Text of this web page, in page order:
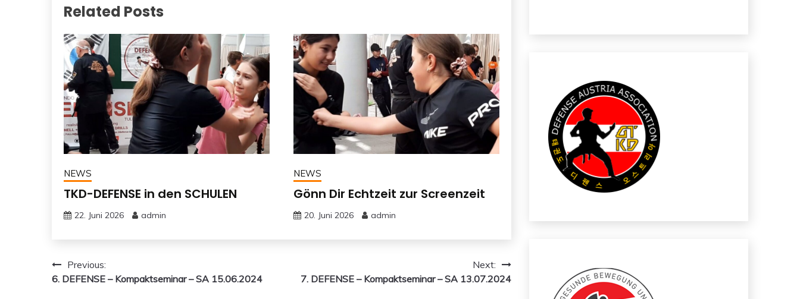
Related Posts
NEWS
TKD-DEFENSE in den SCHULEN
22. Juni 2026 admin
NEWS
Gönn Dir Echtzeit zur Screenzeit
20. Juni 2026 admin
Beitragsnavigation
Previous:
6. DEFENSE – Kompaktseminar – SA 15.06.2024
Next:
7. DEFENSE – Kompaktseminar – SA 13.07.2024